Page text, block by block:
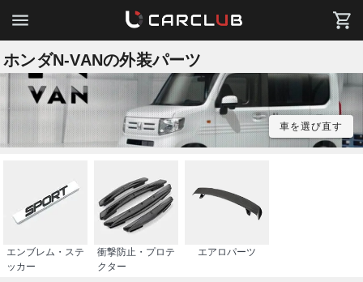
ホンダN-VANの外装パーツ
車を選び直す
エンブレム・ステ
ッカー
衝撃防止・プロテ
クター
エアロパーツ